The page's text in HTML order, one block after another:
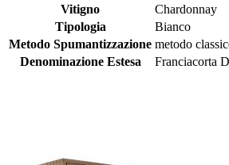
Vitigno
Chardonnay
Tipologia
Bianco
Metodo Spumantizzazione metodo
Denominazione Estesa
Franciacorta